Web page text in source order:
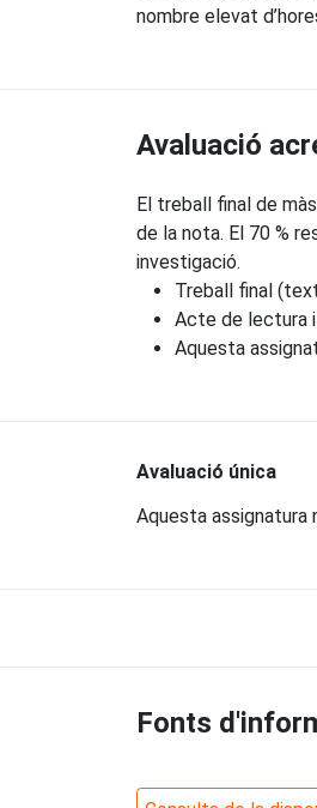
nombre elevat
Avaluació
El treball final de
de la nota. El 70 %
investigació.
Treball final
Acte de lectura
Aquesta
Avaluació única
Aquesta assignatura
Fonts